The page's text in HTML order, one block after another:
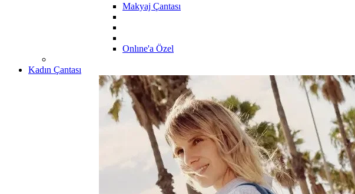
Makyaj Çantası
Onlıne'a Özel
Kadın Çantası